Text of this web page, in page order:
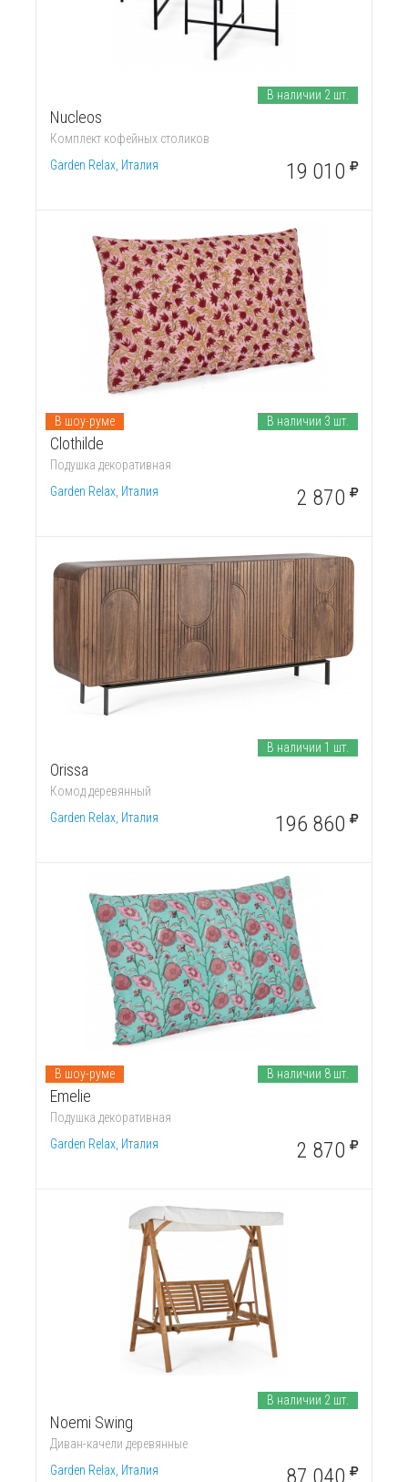
Nucleos
Комплект кофейных столиков
Garden Relax, Италия
В наличии 2 шт.
19 010
Clothilde
Подушка декоративная
Garden Relax, Италия
В шоу-руме В наличии 3 шт.
2 870
Orissa
Комод деревянный
Garden Relax, Италия
В наличии 1 шт.
196 860
Emelie
Подушка декоративная
Garden Relax, Италия
В шоу-руме В наличии 8 шт.
2 870
Noemi Swing
Диван-качели деревянные
Garden Relax, Италия
В наличии 2 шт.
87 040